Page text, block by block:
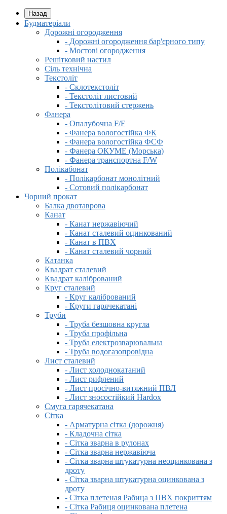
Назад
Будматеріали
Дорожні огородження
- Дорожні огородження бар'єрного типу
- Мостові огородження
Решітковий настил
Сіль технічна
Текстоліт
- Склотекстоліт
- Текстоліт листовий
- Текстолітовий стержень
Фанера
- Опалубочна F/F
- Фанера вологостійка ФК
- Фанера вологостійка ФСФ
- Фанера ОКУМЕ (Морська)
- Фанера транспортна F/W
Полікабонат
- Полікарбонат монолітний
- Сотовий полікарбонат
Чорний прокат
Балка двотаврова
Канат
- Канат нержавіючий
- Канат сталевий оцинкований
- Канат в ПВХ
- Канат сталевий чорний
Катанка
Квадрат сталевий
Квадрат калібрований
Круг сталевий
- Круг калібрований
- Круги гарячекатані
Труби
- Труба безшовна кругла
- Труба профільна
- Труба електрозварювальна
- Труба водогазопровідна
Лист сталевий
- Лист холоднокатаний
- Лист рифлений
- Лист просічно-витяжний ПВЛ
- Лист зносостійкий Hardox
Смуга гарячекатана
Сітка
- Арматурна сітка (дорожня)
- Кладочна сітка
- Сітка зварна в рулонах
- Сітка зварна нержавіюча
- Сітка зварна штукатурна неоцинкована з
дроту
- Сітка зварна штукатурна оцинкована з
дроту
- Сітка плетеная Рабица з ПВХ покриттям
- Сітка Рабиця оцинкована плетена